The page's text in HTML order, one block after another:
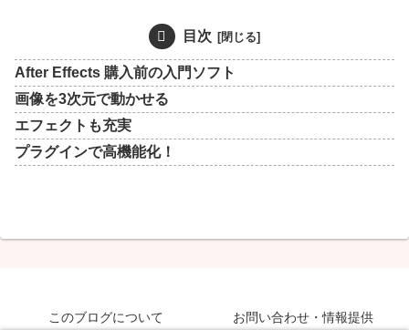
目次
After Effects 購入前の入門ソフト
画像を3次元で動かせる
エフェクトも充実
プラグインで高機能化！
このブログについて お問い合わせ・情報提供